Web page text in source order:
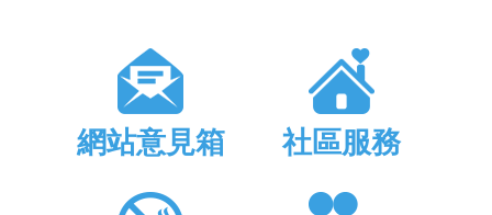
網站意見箱 社區服務